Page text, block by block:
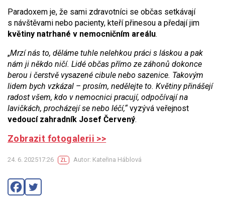
Paradoxem je, že sami zdravotníci se občas setkávají
s návštěvami nebo pacienty, kteří přinesou a předají jim
květiny natrhané v nemocničním areálu.
„Mrzí nás to, děláme tuhle nelehkou práci s láskou a pak
nám ji někdo ničí. Lidé občas přímo ze záhonů dokonce
berou i čerstvě vysazené cibule nebo sazenice. Takovým
lidem bych vzkázal – prosím, nedělejte to. Květiny přinášejí
radost všem, kdo v nemocnici pracují, odpočívají na
lavičkách, procházejí se nebo léčí,“vyzývá veřejnost
vedoucí zahradník Josef Červený.
Zobrazit fotogalerii >>
24. 6. 202517:26 ZL Autor: Kateřina Háblová